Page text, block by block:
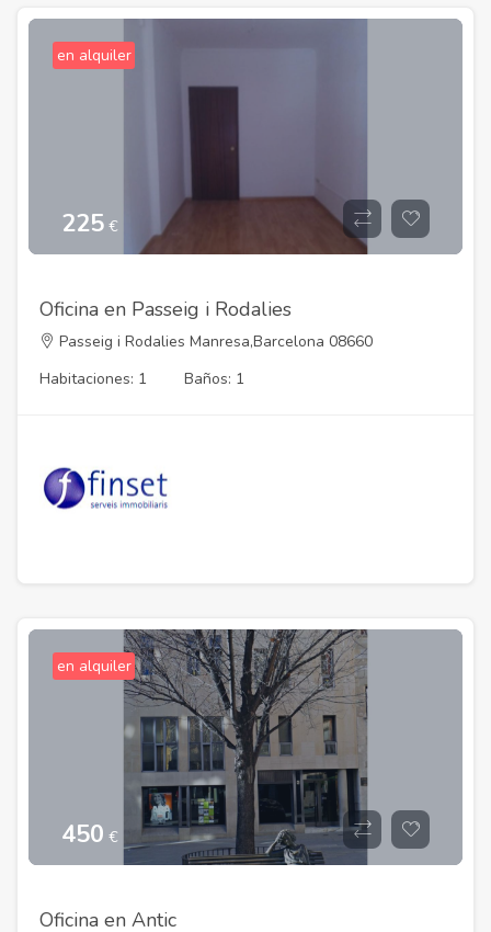
en alquiler
225 €
Oficina en Passeig i Rodalies
Passeig i Rodalies Manresa,Barcelona 08660
Habitaciones: 1
Baños: 1
en alquiler
450 €
Oficina en Antic